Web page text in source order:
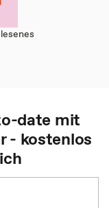
date mit
- kostenlos